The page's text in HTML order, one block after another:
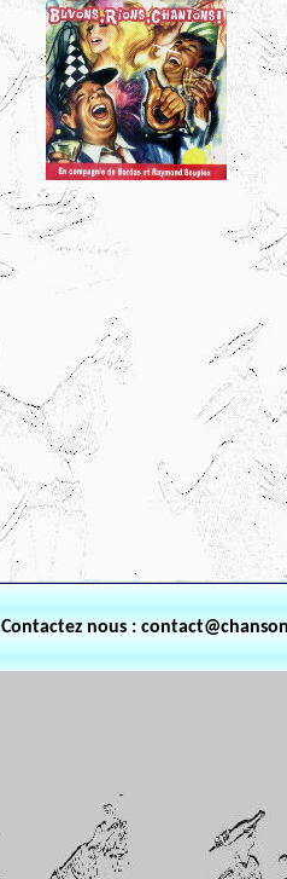
Contactez nous :